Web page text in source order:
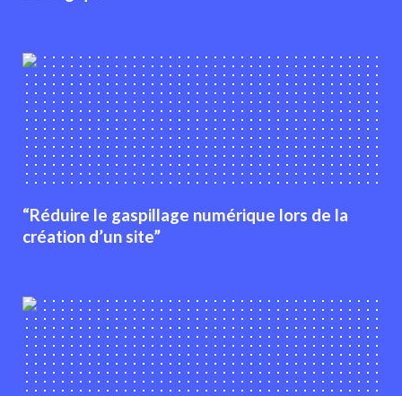
“Réduire le gaspillage numérique lors de la
création d’un site”